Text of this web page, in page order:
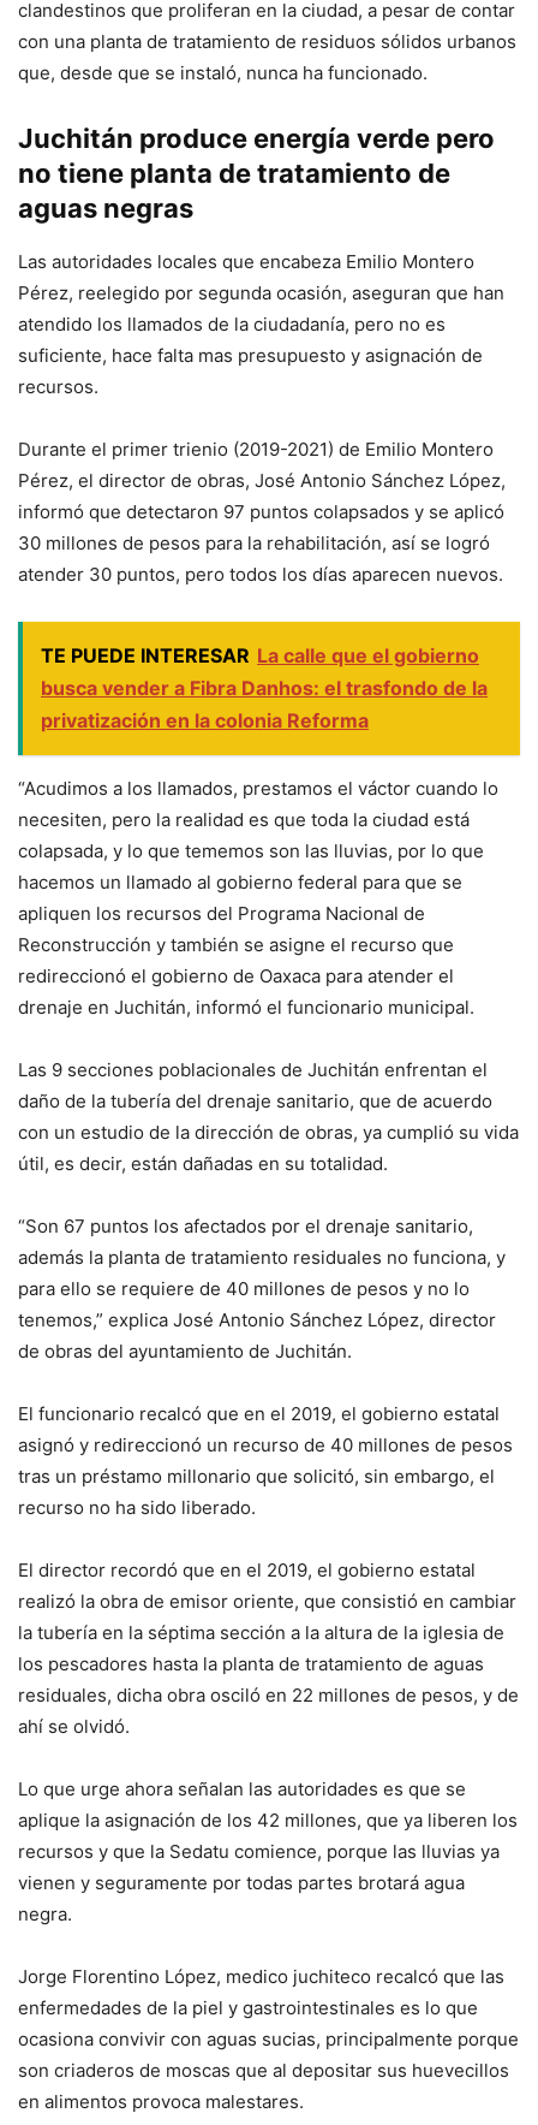
clandestinos que proliferan en la ciudad, a pesar de contar
con una planta de tratamiento de residuos sólidos urbanos
que, desde que se instaló, nunca ha funcionado.
Juchitán produce energía verde pero
no tiene planta de tratamiento de
aguas negras
Las autoridades locales que encabeza Emilio Montero
Pérez, reelegido por segunda ocasión, aseguran que han
atendido los llamados de la ciudadanía, pero no es
suficiente, hace falta mas presupuesto y asignación de
recursos.
Durante el primer trienio (2019-2021) de Emilio Montero
Pérez, el director de obras, José Antonio Sánchez López,
informó que detectaron 97 puntos colapsados y se aplicó
30 millones de pesos para la rehabilitación, así se logró
atender 30 puntos, pero todos los días aparecen nuevos.
TE PUEDE INTERESAR La calle que el gobierno
busca vender a Fibra Danhos: el trasfondo de la
privatización en la colonia Reforma
“Acudimos a los llamados, prestamos el váctor cuando lo
necesiten, pero la realidad es que toda la ciudad está
colapsada, y lo que tememos son las lluvias, por lo que
hacemos un llamado al gobierno federal para que se
apliquen los recursos del Programa Nacional de
Reconstrucción y también se asigne el recurso que
redireccionó el gobierno de Oaxaca para atender el
drenaje en Juchitán, informó el funcionario municipal.
Las 9 secciones poblacionales de Juchitán enfrentan el
daño de la tubería del drenaje sanitario, que de acuerdo
con un estudio de la dirección de obras, ya cumplió su vida
útil, es decir, están dañadas en su totalidad.
“Son 67 puntos los afectados por el drenaje sanitario,
además la planta de tratamiento residuales no funciona, y
para ello se requiere de 40 millones de pesos y no lo
tenemos,” explica José Antonio Sánchez López, director
de obras del ayuntamiento de Juchitán.
El funcionario recalcó que en el 2019, el gobierno estatal
asignó y redireccionó un recurso de 40 millones de pesos
tras un préstamo millonario que solicitó, sin embargo, el
recurso no ha sido liberado.
El director recordó que en el 2019, el gobierno estatal
realizó la obra de emisor oriente, que consistió en cambiar
la tubería en la séptima sección a la altura de la iglesia de
los pescadores hasta la planta de tratamiento de aguas
residuales, dicha obra osciló en 22 millones de pesos, y de
ahí se olvidó.
Lo que urge ahora señalan las autoridades es que se
aplique la asignación de los 42 millones, que ya liberen los
recursos y que la Sedatu comience, porque las lluvias ya
vienen y seguramente por todas partes brotará agua
negra.
Jorge Florentino López, medico juchiteco recalcó que las
enfermedades de la piel y gastrointestinales es lo que
ocasiona convivir con aguas sucias, principalmente porque
son criaderos de moscas que al depositar sus huevecillos
en alimentos provoca malestares.